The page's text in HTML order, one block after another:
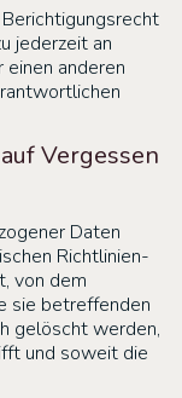
jederzeit an
anderen
Vergessen
Daten
Richtlinien-
von dem
sie betreffenden
gelöscht werden,
und soweit die